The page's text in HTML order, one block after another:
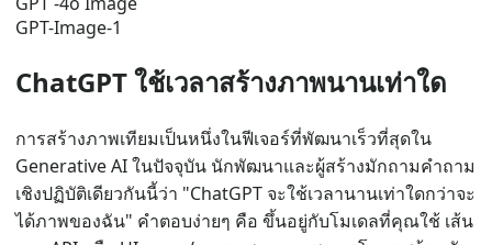
GPT-Image-1
ChatGPT ใช้เวลาสร้างภาพนานเท่าใด
การสร้างภาพเทียมเป็นหนึ่งในฟีเจอร์ที่พัฒนาเร็วที่สุดใน
Generative AI ในปัจจุบัน นักพัฒนาและผู้สร้างมักถามคำถาม
เชิงปฏิบัติเดียวกันนี้ว่า "ChatGPT จะใช้เวลานานเท่าใดกว่าจะ
ได้ภาพของฉัน" คำตอบง่ายๆ คือ ขึ้นอยู่กับโมเดลที่คุณใช้ เส้น